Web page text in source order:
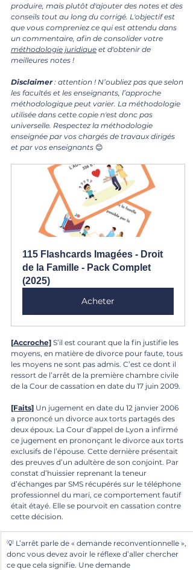
produire, mais plutôt d'ajouter des notes et des
conseils tout au long du corrigé. L'objectif est
que vous compreniez ce qui est attendu dans
un commentaire, afin de consolider votre
méthodologie juridique et d'obtenir de
meilleures notes !
Disclaimer : attention ! N’oubliez pas que selon
les facultés et les enseignants, l’approche
méthodologique peut varier. La méthodologie
utilisée dans cette copie n'est donc pas
universelle. Respectez la méthodologie
enseignée par vos chargés de travaux dirigés
et par vos enseignants 😊
115 Flashcards Imagées - Droit
de la Famille - Pack Complet
(2025)
Acheter
[Accroche] S’il est courant que la fin justifie les
moyens, en matière de divorce pour faute, tous
les moyens ne sont pas admis. C’est ce dont il
ressort de l’arrêt de la première chambre civile
de la Cour de cassation en date du 17 juin 2009.
[Faits] Un jugement en date du 12 janvier 2006
a prononcé un divorce aux torts partagés des
deux époux. La Cour d’appel de Lyon a infirmé
ce jugement en prononçant le divorce aux torts
exclusifs de l’épouse. Cette dernière présentait
des preuves d’un adultère de son conjoint. Par
constat d’huissier reprenant la teneur
d’échanges par SMS récupérés sur le téléphone
professionnel du mari, ce comportement fautif
était étayé. Elle se pourvoit en cassation contre
cette décision.
💡 L’arrêt parle de « demande reconventionnelle »,
donc vous devez avoir le réflexe d’aller chercher
ce que cela signifie. Une demande